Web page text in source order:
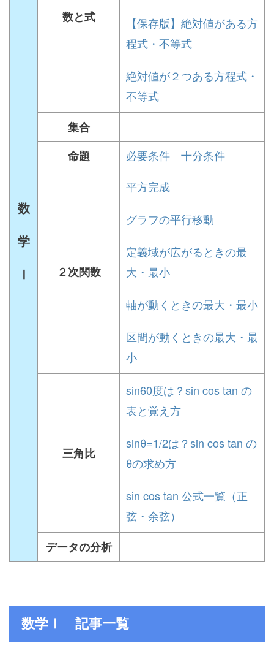
数
学
Ⅰ
数と式
【保存版】絶対値がある方
程式・不等式
絶対値が２つある方程式・
不等式
集合
命題
必要条件 十分条件
２次関数
平方完成
グラフの平行移動
定義域が広がるときの最
大・最小
軸が動くときの最大・最小
区間が動くときの最大・最
小
三角比
sin60度は？sin cos tan の
表と覚え方
sinθ=1/2は？sin cos tan の
θの求め方
sin cos tan 公式一覧（正
弦・余弦）
データの分析
数学Ⅰ 記事一覧